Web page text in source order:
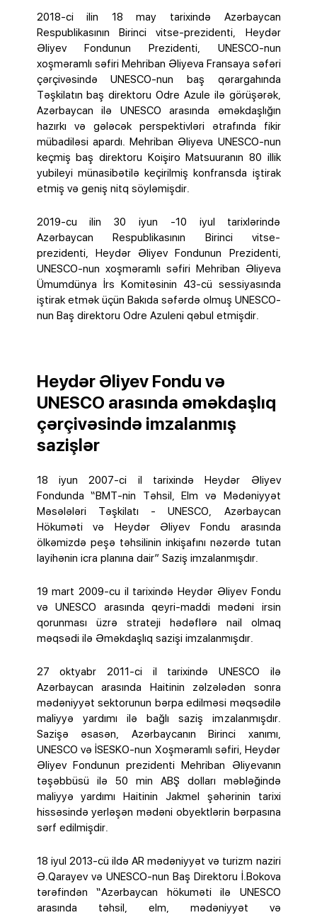
2018-ci ilin 18 may tarixində Azərbaycan
Respublikasının Birinci vitse-prezidenti, Heydər
Əliyev Fondunun Prezidenti, UNESCO-nun
xoşməramlı səfiri Mehriban Əliyeva Fransaya səfəri
çərçivəsində UNESCO-nun baş qərargahında
Təşkilatın baş direktoru Odre Azule ilə görüşərək,
Azərbaycan ilə UNESCO arasında əməkdaşlığın
hazırkı və gələcək perspektivləri ətrafında fikir
mübadiləsi apardı. Mehriban Əliyeva UNESCO-nun
keçmiş baş direktoru Koişiro Matsuuranın 80 illik
yubileyi münasibətilə keçirilmiş konfransda iştirak
etmiş və geniş nitq söyləmişdir.
2019-cu ilin 30 iyun -10 iyul tarixlərində
Azərbaycan Respublikasının Birinci vitse-
prezidenti, Heydər Əliyev Fondunun Prezidenti,
UNESCO-nun xoşməramlı səfiri Mehriban Əliyeva
Ümumdünya İrs Komitəsinin 43-cü sessiyasında
iştirak etmək üçün Bakıda səfərdə olmuş UNESCO-
nun Baş direktoru Odre Azuleni qəbul etmişdir.
Heydər Əliyev Fondu və
UNESCO arasında əməkdaşlıq
çərçivəsində imzalanmış
sazişlər
18 iyun 2007-ci il tarixində Heydər Əliyev
Fondunda “BMT-nin Təhsil, Elm və Mədəniyyət
Məsələləri Təşkilatı - UNESCO, Azərbaycan
Hökuməti və Heydər Əliyev Fondu arasında
ölkəmizdə peşə təhsilinin inkişafını nəzərdə tutan
layihənin icra planına dair” Saziş imzalanmışdır.
19 mart 2009-cu il tarixində Heydər Əliyev Fondu
və UNESCO arasında qeyri-maddi mədəni irsin
qorunması üzrə strateji hədəflərə nail olmaq
məqsədi ilə Əməkdaşlıq sazişi imzalanmışdır.
27 oktyabr 2011-ci il tarixində UNESCO ilə
Azərbaycan arasında Haitinin zəlzələdən sonra
mədəniyyət sektorunun bərpa edilməsi məqsədilə
maliyyə yardımı ilə bağlı saziş imzalanmışdır.
Sazişə əsasən, Azərbaycanın Birinci xanımı,
UNESCO və İSESKO-nun Xoşməramlı səfiri, Heydər
Əliyev Fondunun prezidenti Mehriban Əliyevanın
təşəbbüsü ilə 50 min ABŞ dolları məbləğində
maliyyə yardımı Haitinin Jakmel şəhərinin tarixi
hissəsində yerləşən mədəni obyektlərin bərpasına
sərf edilmişdir.
18 iyul 2013-cü ildə AR mədəniyyət və turizm naziri
Ə.Qarayev və UNESCO-nun Baş Direktoru İ.Bokova
tərəfindən “Azərbaycan hökuməti ilə UNESCO
arasında təhsil, elm, mədəniyyət və